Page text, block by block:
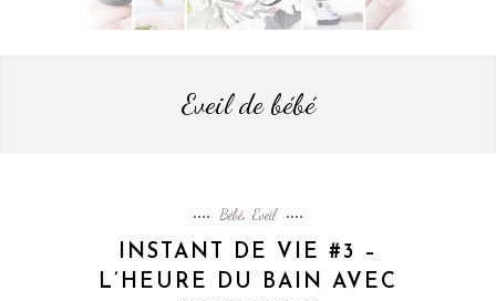
Eveil de bébé
Bébé, Eveil
INSTANT DE VIE #3 –
L’HEURE DU BAIN AVEC